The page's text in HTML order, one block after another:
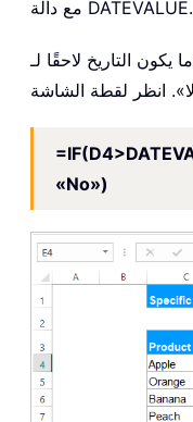
مع دالة DATEVALUE.
التاريخ لاحقًا لـ
«No»)